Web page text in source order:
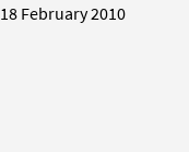
18 February 2010